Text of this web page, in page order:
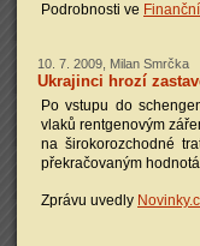
Podrobnosti ve
10. 7. 2009, Milan Smrčka
Ukrajinci hrozí
Po vstupu do
vlaků rentgenovým
na širokorozchodné
překračovaným
Zprávu uvedly